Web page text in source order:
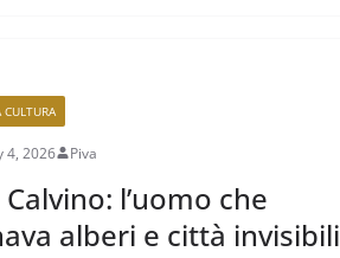
CULTURA
4, 2026 Piva
l’uomo che
alberi e città invisibili